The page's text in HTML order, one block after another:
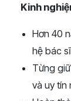
Kinh
Hơn 40
hệ bác
Từng
và uy tín